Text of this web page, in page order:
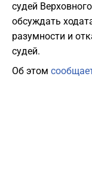
судей
обсуждать
разумности и
судей.
Об этом